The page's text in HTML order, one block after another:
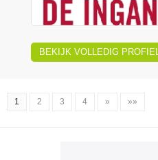
BEKIJK VOLLEDIG PROFIEL
1 2 3 4 » »»